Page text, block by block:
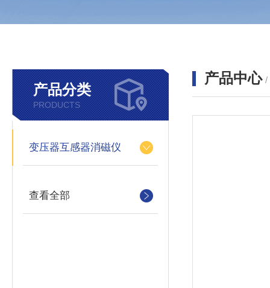
产品分类
PRODUCTS
变压器互感器消磁仪
查看全部
产品中心 /